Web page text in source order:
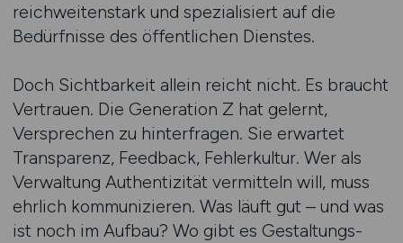
reichweitenstark und spezialisiert auf die
Bedürfnisse des öffentlichen Dienstes.
Doch Sichtbarkeit allein reicht nicht. Es braucht
Vertrauen. Die Generation Z hat gelernt,
Versprechen zu hinterfragen. Sie erwartet
Transparenz, Feedback, Fehlerkultur. Wer als
Verwaltung Authentizität vermitteln will, muss
ehrlich kommunizieren. Was läuft gut – und was
ist noch im Aufbau? Wo gibt es Gestaltungs­